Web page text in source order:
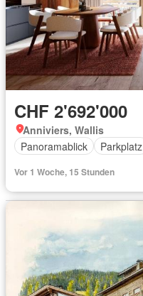
CHF 2'692'000
Anniviers, Wallis
Panoramablick
Parkplatz
Vor 1 Woche, 15 Stunden